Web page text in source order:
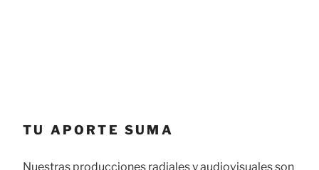
TU APORTE SUMA
Nuestras producciones radiales y audiovisuales son